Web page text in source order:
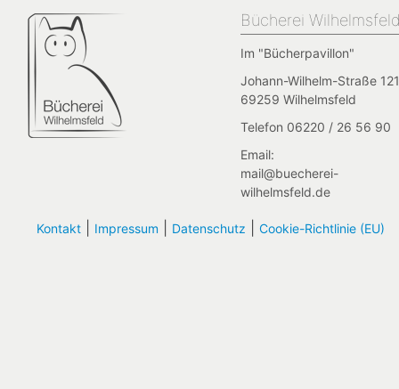
Bücherei
Im "Bücherpavillon"
Johann-Wilhelm-Straße
69259 Wilhelmsfeld
Telefon 06220 / 26 56 90
Email:
mail@buecherei-
wilhelmsfeld.de
Kontakt| Impressum Datenschutz Cookie-Richtlinie (EU)